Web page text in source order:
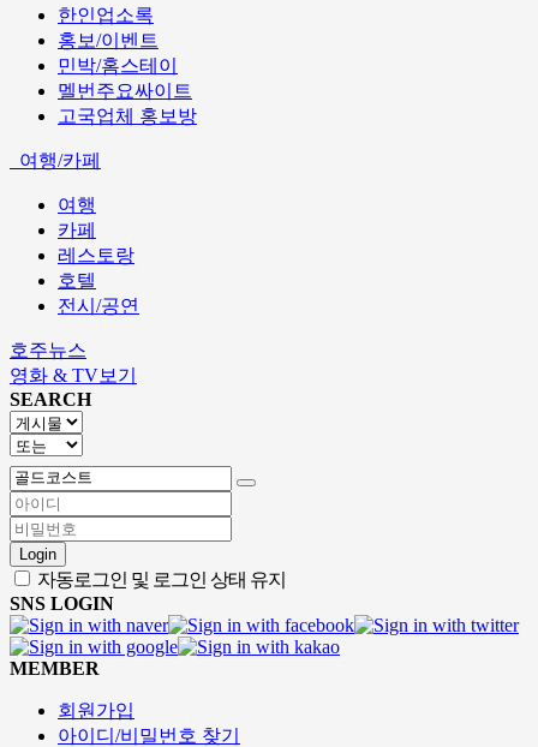
한인업소록
홍보/이벤트
민박/홈스테이
멜번주요싸이트
고국업체 홍보방
여행/카페
여행
카페
레스토랑
호텔
전시/공연
호주뉴스
영화 & TV보기
SEARCH
Login
자동로그인 및 로그인 상태 유지
SNS LOGIN
MEMBER
회원가입
아이디/비밀번호 찾기